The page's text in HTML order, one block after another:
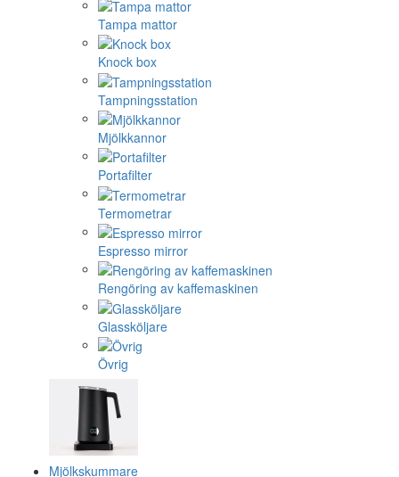
Tampa mattor
Knock box
Tampningsstation
Mjölkkannor
Portafilter
Termometrar
Espresso mirror
Rengöring av kaffemaskinen
Glassköljare
Övrig
Mjölkskummare